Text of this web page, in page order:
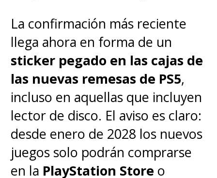
La confirmación más reciente
llega ahora en forma de un
sticker pegado en las cajas de
las nuevas remesas de PS5,
incluso en aquellas que incluyen
lector de disco. El aviso es claro:
desde enero de 2028 los nuevos
juegos solo podrán comprarse
en la PlayStation Store o